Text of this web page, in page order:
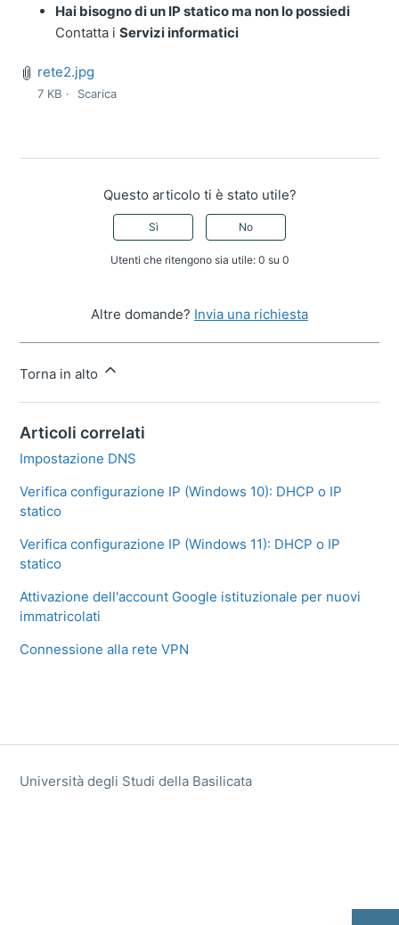
Hai bisogno di un IP statico ma non lo possiedi
Contatta iServizi informatici
rete2.jpg
7 KB Scarica
Questo articolo ti è stato utile?
Sì No
Utenti che ritengono sia utile: 0 su 0
Altre domande? Invia una richiesta
Torna in alto
Articoli correlati
Impostazione DNS
Verifica configurazione IP (Windows 10): DHCP o IP
statico
Verifica configurazione IP (Windows 11): DHCP o IP
statico
Attivazione dell'account Google istituzionale per nuovi
immatricolati
Connessione alla rete VPN
Università degli Studi della Basilicata